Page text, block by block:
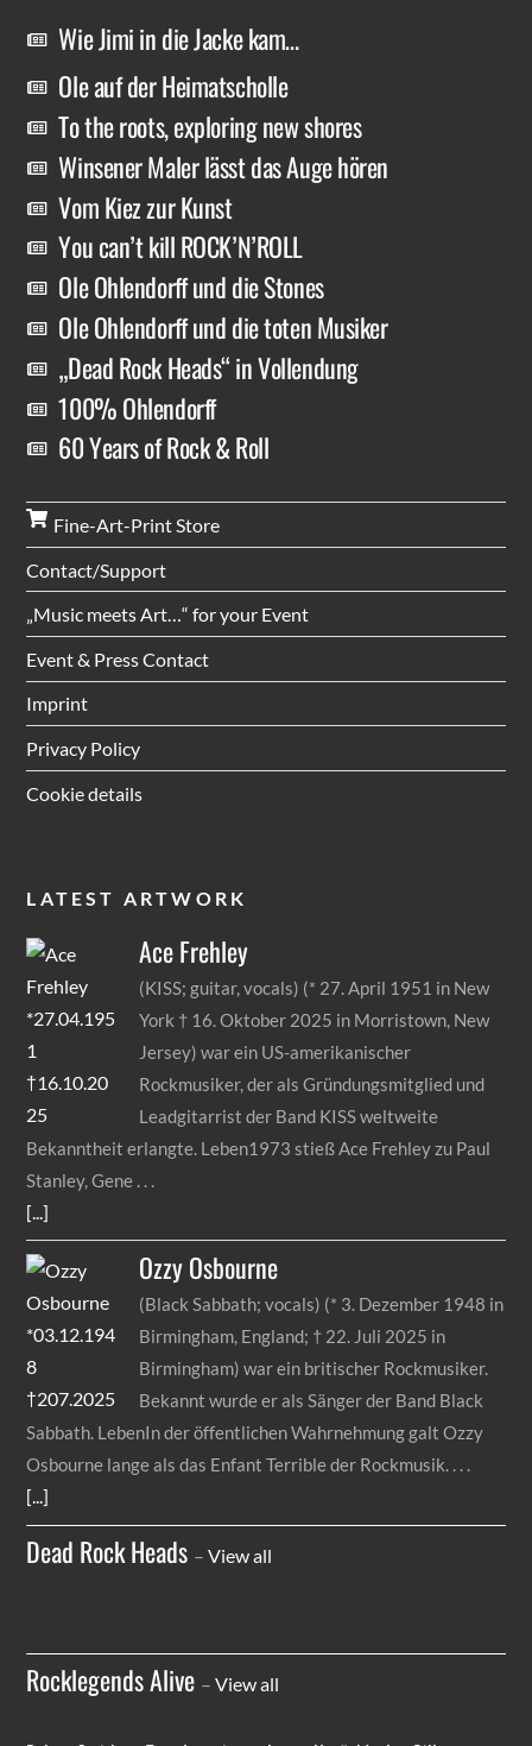
Wie Jimi in die Jacke kam…
Ole auf der Heimatscholle
To the roots, exploring new shores
Winsener Maler lässt das Auge hören
Vom Kiez zur Kunst
You can’t kill ROCK’N’ROLL
Ole Ohlendorff und die Stones
Ole Ohlendorff und die toten Musiker
„Dead Rock Heads“ in Vollendung
100% Ohlendorff
60 Years of Rock & Roll
Fine-Art-Print Store
Contact/Support
„Music meets Art…“ for your Event
Event & Press Contact
Imprint
Privacy Policy
Cookie details
LATEST ARTWORK
AceFrehley
(KISS; guitar, vocals) (* 27. April 1951 in New
York † 16. Oktober 2025 in Morristown, New
Jersey) war ein US-amerikanischer
Rockmusiker, der als Gründungsmitglied und
Leadgitarrist der Band KISS weltweite
Bekanntheit erlangte. Leben1973 stieß Ace Frehley zu Paul
Stanley, Gene
[...]
OzzyOsbourne
(Black Sabbath; vocals) (* 3. Dezember 1948 in
Birmingham, England; † 22. Juli 2025 in
Birmingham) war ein britischer Rockmusiker.
Bekannt wurde er als Sänger der Band Black
Sabbath. LebenIn der öffentlichen Wahrnehmung galt Ozzy
Osbourne lange als das Enfant Terrible der Rockmusik.
[...]
Dead Rock Heads –View all
Rocklegends Alive –View all